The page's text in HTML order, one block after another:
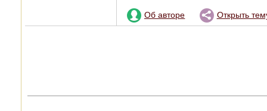
Об авторе Открыть